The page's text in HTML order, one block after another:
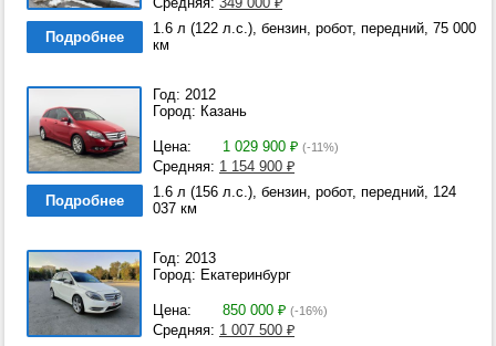
Подробнее
1.6 л (122 л.с.), бензин, робот, передний, 75 000
км
Год: 2012
Город: Казань
Цена: 1 029 900 ₽ (-11%)
Средняя: 1 154 900 ₽
Подробнее
1.6 л (156 л.с.), бензин, робот, передний, 124
037 км
Год: 2013
Город: Екатеринбург
Цена: 850 000 ₽ (-16%)
Средняя: 1 007 500 ₽